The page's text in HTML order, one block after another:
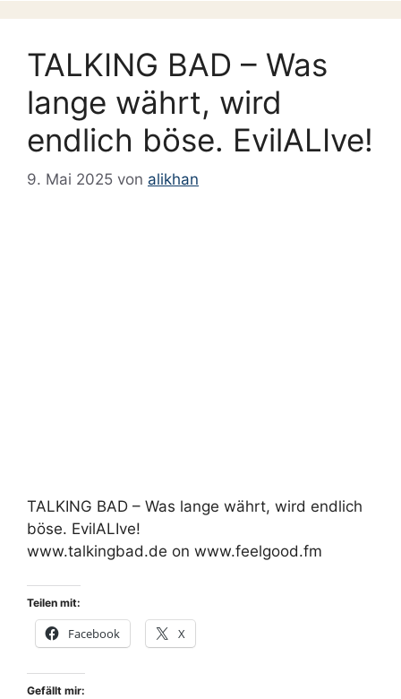
TALKING BAD – Was
lange währt, wird
endlich böse. EvilALIve!
9. Mai 2025 von alikhan
TALKING BAD – Was lange währt, wird endlich
böse. EvilALIve!
www.talkingbad.de on www.feelgood.fm
Teilen mit:
Facebook X
Gefällt mir: